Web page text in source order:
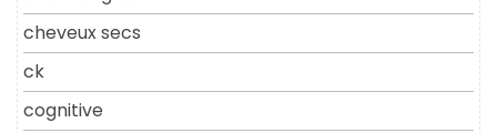
cheveux secs
ck
cognitive